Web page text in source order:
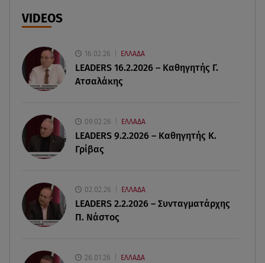
BMW: Οι πωλήσεις και η συμφωνία με τους
εργαζόμενους
08.08.26 , 08:47
Καιρός Δεκαπενταύγουστος: Βοριάδες έως 9
μποφόρ και πτώση θερμοκρασίας
08.08.26 , 03:00
Εορτολόγιο: Ποιοι γιορτάζουν στις 8 Αυγούστου
VIDEOS
16.02.26 ΕΛΛΑΔΑ
LEADERS 16.2.2026 – Καθηγητής Γ.
Ατσαλάκης
09.02.26 ΕΛΛΑΔΑ
LEADERS 9.2.2026 – Καθηγητής Κ.
Γρίβας
02.02.26 ΕΛΛΑΔΑ
LEADERS 2.2.2026 – Συνταγματάρχης
Π. Νάστος
26.01.26 ΕΛΛΑΔΑ